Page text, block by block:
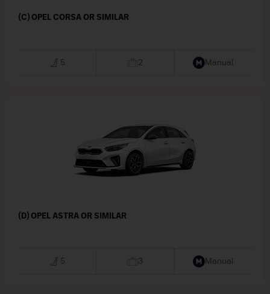
(C) OPEL CORSA OR SIMILAR
5 2 Manual
(D) OPEL ASTRA OR SIMILAR
5 3 Manual